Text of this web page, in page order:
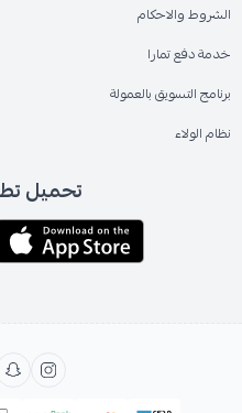
الشروط والاحكام
خدمة دفع تمارا
برنامج التسويق بالعمولة
نظام الولاء
تحميل